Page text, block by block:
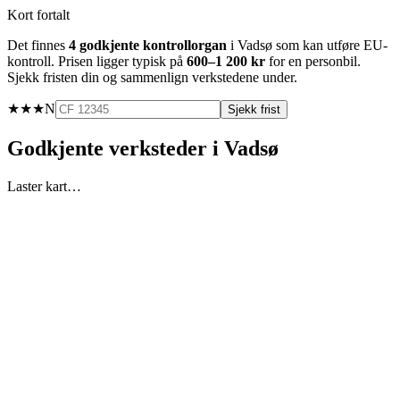
Kort fortalt
Det finnes 4 godkjente kontrollorgan i Vadsø som kan utføre EU-
kontroll. Prisen ligger typisk på 600–1 200 kr for en personbil.
Sjekk fristen din og sammenlign verkstedene under.
★★★N Sjekk frist
Godkjente verksteder i Vadsø
Laster kart…